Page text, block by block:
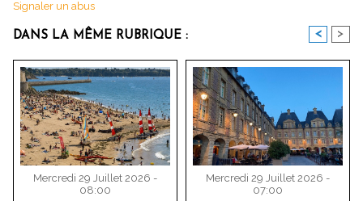
Signaler un abus
DANS LA MÊME RUBRIQUE : < >
Mercredi 29 Juillet 2026 -
08:00
Mercredi 29 Juillet 2026 -
07:00